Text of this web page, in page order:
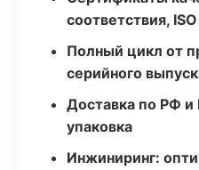
соответствия,
Полный цикл от
серийного
Доставка по РФ и
упаковка
Инжиниринг: